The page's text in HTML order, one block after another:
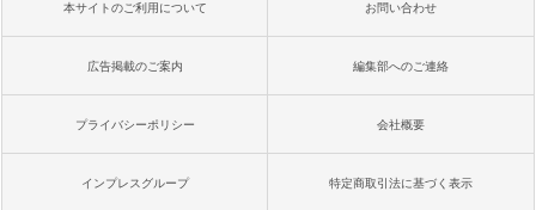
本サイトのご利用について お問い合わせ
広告掲載のご案内 編集部へのご連絡
プライバシーポリシー 会社概要
インプレスグループ 特定商取引法に基づく表示